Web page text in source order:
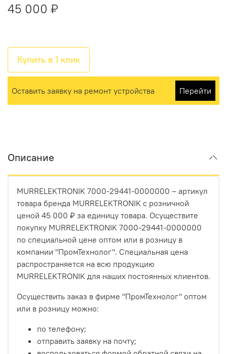
45 000 ₽
Купить в 1 клик
Оставить заявку на ремонт устройства Перейти
Описание
MURRELEKTRONIK 7000-29441-0000000 – артикул
товара бренда MURRELEKTRONIK с розничной
ценой 45 000 ₽ за единицу товара. Осуществите
покупку MURRELEKTRONIK 7000-29441-0000000
по специальной цене оптом или в розницу в
компании "ПромТехнолог". Специальная цена
распространяется на всю продукцию
MURRELEKTRONIK для наших постоянных клиентов.
Осуществить заказ в фирме "ПромТехнолог" оптом
или в розницу можно:
по телефону;
отправить заявку на почту;